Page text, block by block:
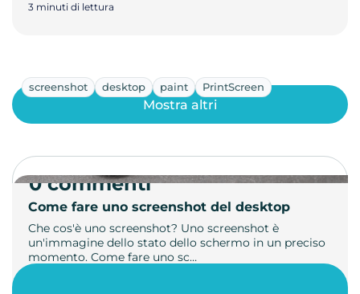
3 minuti di lettura
screenshot desktop paint PrintScreen
Come fare uno screenshot del desktop
Che cos'è uno screenshot? Uno screenshot è
un'immagine dello stato dello schermo in un preciso
momento. Come fare uno sc…
Mostra altri
0 commenti